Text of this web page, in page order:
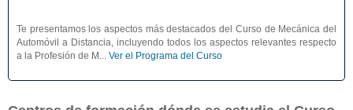
Te presentamos los aspectos más destacados del Curso de Mecánica del
Automóvil a Distancia, incluyendo todos los aspectos relevantes respecto
a la Profesión de M... Ver el Programa del Curso